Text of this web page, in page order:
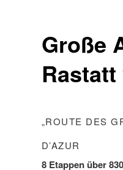
Große
Rastatt
„ROUTE DES
D’AZUR
8 Etappen über